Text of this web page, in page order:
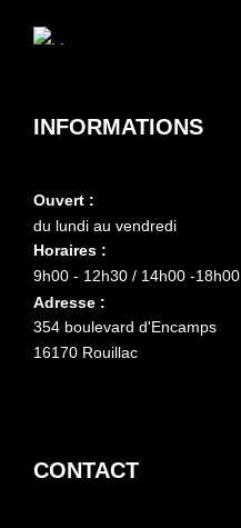
INFORMATIONS
Ouvert :
du lundi au vendredi
Horaires :
9h00 - 12h30 / 14h00 -18h00
Adresse :
354 boulevard d'Encamps
16170 Rouillac
CONTACT